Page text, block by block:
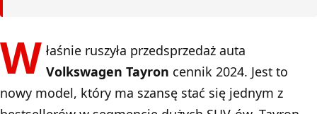
W łaśnie ruszyła przedsprzedaż auta
Volkswagen Tayron cennik 2024. Jest to
nowy model, który ma szansę stać się jednym z